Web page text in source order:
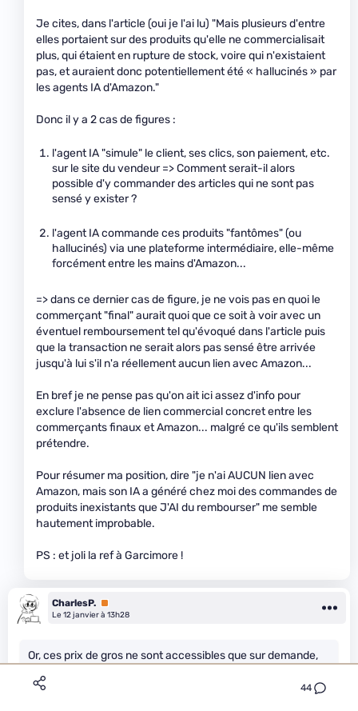
44
Je cites, dans l'article (oui je l'ai lu) "Mais plusieurs d'entre
elles portaient sur des produits qu'elle ne commercialisait
plus, qui étaient en rupture de stock, voire qui n'existaient
pas, et auraient donc potentiellement été « hallucinés » par
les agents IA d'Amazon."
Donc il y a 2 cas de figures :
l'agent IA "simule" le client, ses clics, son paiement, etc.
sur le site du vendeur => Comment serait-il alors
possible d'y commander des articles qui ne sont pas
sensé y exister ?
l'agent IA commande ces produits "fantômes" (ou
hallucinés) via une plateforme intermédiaire, elle-même
forcément entre les mains d'Amazon...
=> dans ce dernier cas de figure, je ne vois pas en quoi le
commerçant "final" aurait quoi que ce soit à voir avec un
éventuel remboursement tel qu'évoqué dans l'article puis
que la transaction ne serait alors pas sensé être arrivée
jusqu'à lui s'il n'a réellement aucun lien avec Amazon...
En bref je ne pense pas qu'on ait ici assez d'info pour
exclure l'absence de lien commercial concret entre les
commerçants finaux et Amazon... malgré ce qu'ils semblent
prétendre.
Pour résumer ma position, dire "je n'ai AUCUN lien avec
Amazon, mais son IA a généré chez moi des commandes de
produits inexistants que J'AI du rembourser" me semble
hautement improbable.
PS : et joli la ref à Garcimore !
CharlesP. Premium
Le 12 janvier à 13h28
Or, ces prix de gros ne sont accessibles que sur demande,
de passe qu'elle est censée avoir validés, et sans qu'elle